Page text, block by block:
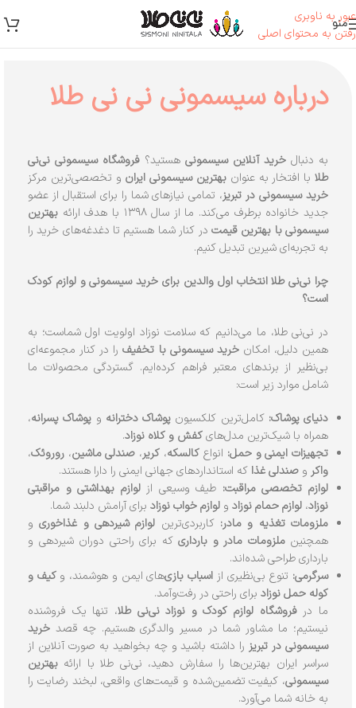
عبور به ناوبری
رفتن به محتوای اصلی
منو
درباره سیسمونی نی نی طلا
به دنبال خرید آنلاین سیسمونی هستید؟ فروشگاه سیسمونی نی‌نی
طلابا افتخار به عنوان بهترین سیسمونی ایران و تخصصی‌ترین مرکز
خرید سیسمونی در تبریز، تمامی نیازهای شما را برای استقبال از عضو
جدید خانواده برطرف می‌کند. ما از سال ۱۳۹۸ با هدف ارائه
بهترین
سیسمونی با بهترین قیمت در کنار شما هستیم تا دغدغه‌های خرید را
به تجربه‌ای شیرین تبدیل کنیم.
چرا نی‌نی طلا انتخاب اول والدین برای خرید سیسمونی و لوازم کودک
است؟
در نی‌نی طلا، ما می‌دانیم که سلامت نوزاد اولویت اول شماست؛ به
همین دلیل، امکانخرید سیسمونی با تخفیفرا در کنار مجموعه‌ای
بی‌نظیر از برندهای معتبر فراهم کرده‌ایم. گستردگی محصولات ما
شامل موارد زیر است:
دنیای پوشاک: کامل‌ترین کلکسیون پوشاک دخترانه و پوشاک پسرانه،
همراه با شیک‌ترین مدل‌هایکفش و کلاه نوزاد.
تجهیزات ایمنی و حمل: انواعکالسکه، کریر، صندلی ماشین، روروئک،
واکر و صندلی غذا که استانداردهای جهانی ایمنی را دارا هستند.
لوازم تخصصی مراقبت: طیف وسیعی ازلوازم بهداشتی و مراقبتی
نوزاد، لوازم حمام نوزاد و لوازم خواب نوزاد برای آرامش دلبند شما.
ملزومات تغذیه و مادر: کاربردی‌ترین لوازم شیردهی و غذاخوریو
همچنینملزومات مادر و بارداری که برای راحتی دوران شیردهی و
بارداری طراحی شده‌اند.
سرگرمی: تنوع بی‌نظیری از اسباب بازی‌های ایمن و هوشمند، وکیف و
کوله حمل نوزاد برای راحتی در رفت‌و‌آمد.
ما درفروشگاه لوازم کودک و نوزاد نی‌نی طلا، تنها یک فروشنده
نیستیم؛ ما مشاور شما در مسیر والدگری هستیم. چه قصد خرید
سیسمونی در تبریز را داشته باشید و چه بخواهید به صورت آنلاین از
سراسر ایران بهترین‌ها را سفارش دهید، نی‌نی طلا با ارائه بهترین
سیسمونی، کیفیت تضمین‌شده و قیمت‌های واقعی، لبخند رضایت را
به خانه شما می‌آورد.